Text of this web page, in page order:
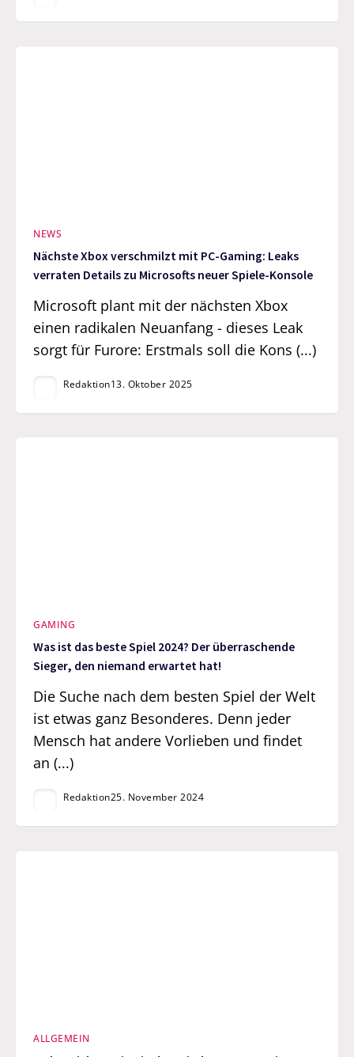
NEWS
Nächste Xbox verschmilzt mit PC-Gaming: Leaks
verraten Details zu Microsofts neuer Spiele-Konsole
Microsoft plant mit der nächsten Xbox
einen radikalen Neuanfang - dieses Leak
sorgt für Furore: Erstmals soll die Kons (...)
Redaktion13. Oktober 2025
GAMING
Was ist das beste Spiel 2024? Der überraschende
Sieger, den niemand erwartet hat!
Die Suche nach dem besten Spiel der Welt
ist etwas ganz Besonderes. Denn jeder
Mensch hat andere Vorlieben und findet
an (...)
Redaktion25. November 2024
ALLGEMEIN